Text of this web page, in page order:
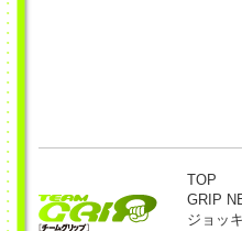
TOP
GRIP
ジョッ